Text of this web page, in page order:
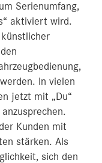
Serienumfang,
aktiviert wird.
In vielen
jetzt mit „Du“
Kunden mit
stärken. Als
sich den